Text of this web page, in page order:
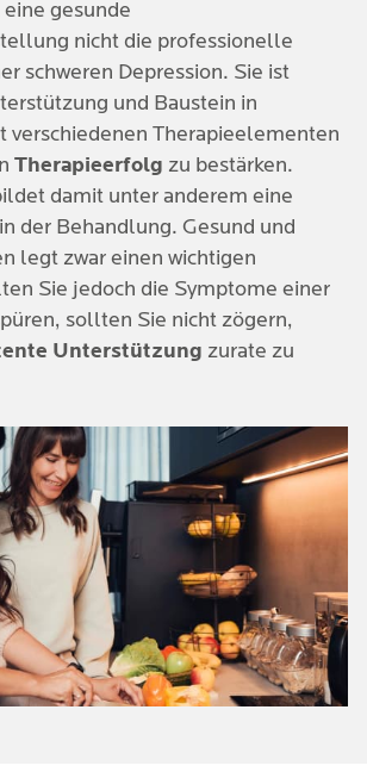
Pilze, Milch, Eier, Haferflocken
Äpfel
Paranüsse
wie Käse, Eier, Fisch &
Prozesse in unserem Körper.
werden aus dem
und eine
Wirkung ist dann weit
Kosthingegen, die unter
von Gamma-
und dem Glückshormon
wirkt depressiven Episoden
die Grundlage einer
gegeben ist.
gesunde
nicht die professionelle
schweren Depression. Sie ist
und Baustein in
verschiedenen Therapieelementen
Therapieerfolg zu bestärken.
damit unter anderem eine
in der Behandlung. Gesund und
legt zwar einen wichtigen
Sie jedoch die Symptome einer
sollten Sie nicht zögern,
Unterstützung zurate zu